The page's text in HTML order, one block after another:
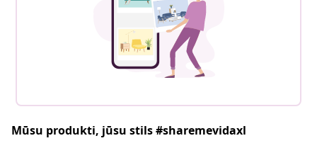
Mūsu produkti, jūsu stils #sharemevidaxl